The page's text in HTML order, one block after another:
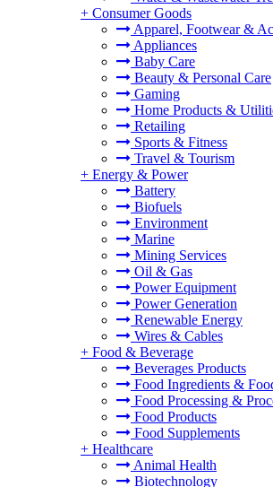
+ Consumer Goods
Apparel, Footwear &
Appliances
Baby Care
Beauty & Personal Care
Gaming
Home Products &
Retailing
Sports & Fitness
Travel & Tourism
+ Energy & Power
Battery
Biofuels
Environment
Marine
Mining Services
Oil & Gas
Power Equipment
Power Generation
Renewable Energy
Wires & Cables
+ Food & Beverage
Beverages Products
Food Ingredients &
Food Processing &
Food Products
Food Supplements
+ Healthcare
Animal Health
Biotechnology